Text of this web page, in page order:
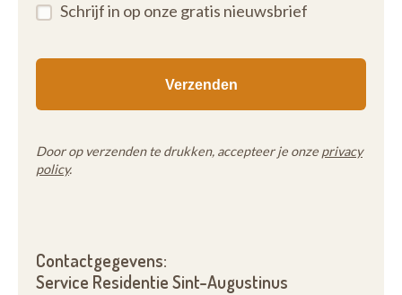
Schrijf in op onze gratis nieuwsbrief
Door op verzenden te drukken, accepteer je onze privacy
policy.
Contactgegevens:
Service Residentie Sint-Augustinus